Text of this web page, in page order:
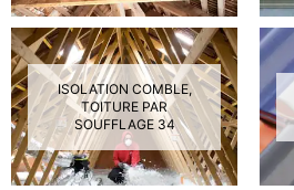
ISOLATION COMBLE,
TOITURE PAR
SOUFFLAGE 34